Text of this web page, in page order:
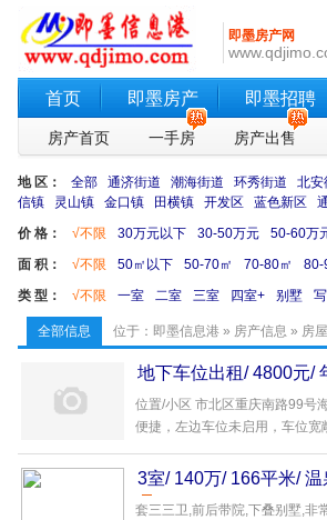
即墨房产网
首页 即墨房产 即墨招聘
房产首页 一手房 房产出售
地 区： 全部 通济街道 潮海街道 环秀街道 北安
信镇
灵山镇 金口镇 田横镇 开发区 蓝色新区
价 格：
√不限 30万元以下 30-50万元 50-60万
面 积：
√不限 50㎡以下 50-70㎡ 70-80㎡ 80-
类 型：
√不限 一室 二室 三室 四室+ 别墅
全部信息 位于： 即墨信息港 » 房产信息 » 房
地下车位出租/ 4800元/
位置/小区 市北区重庆南路99号
便捷，左边车位未启用，车位
3室/ 140万/ 166平米/
中介- 家瑞房产
套三三卫,前后带院,下叠别墅,非